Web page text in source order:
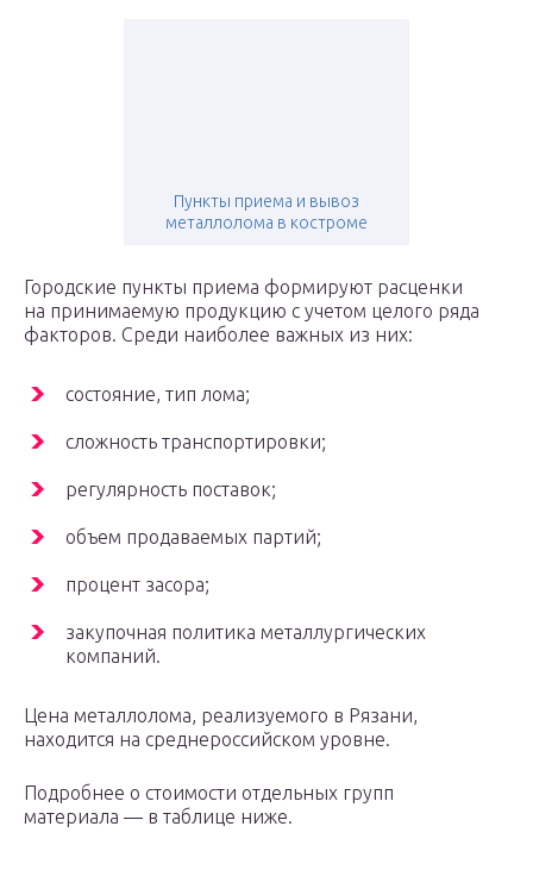
Пункты приема и вывоз
металлолома в костроме
Городские пункты приема формируют расценки
на принимаемую продукцию с учетом целого ряда
факторов. Среди наиболее важных из них:
состояние, тип лома;
сложность транспортировки;
регулярность поставок;
объем продаваемых партий;
процент засора;
закупочная политика металлургических
компаний.
Цена металлолома, реализуемого в Рязани,
находится на среднероссийском уровне.
Подробнее о стоимости отдельных групп
материала — в таблице ниже.